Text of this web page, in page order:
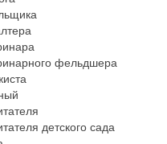
фельдшера
детского сада